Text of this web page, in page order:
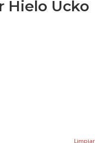
Hielo Ucko
Limpiar